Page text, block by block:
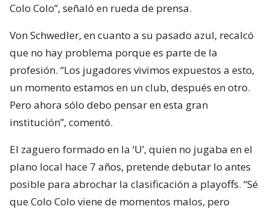
Colo Colo”, señaló en rueda de prensa.
Von Schwedler, en cuanto a su pasado azul, recalcó
que no hay problema porque es parte de la
profesión. “Los jugadores vivimos expuestos a esto,
un momento estamos en un club, después en otro.
Pero ahora sólo debo pensar en esta gran
institución”, comentó.
El zaguero formado en la ‘U’, quien no jugaba en el
plano local hace 7 años, pretende debutar lo antes
posible para abrochar la clasificación a playoffs. “Sé
que Colo Colo viene de momentos malos, pero